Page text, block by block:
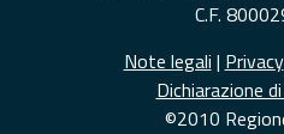
C.F.
Note legali | Privacy
Dichiarazione
©2010